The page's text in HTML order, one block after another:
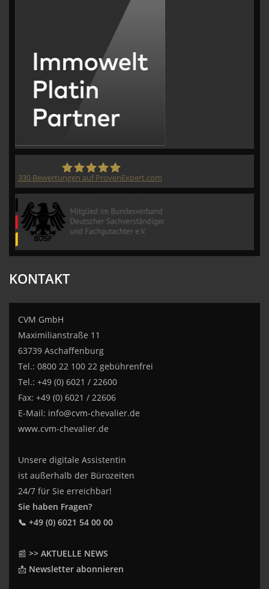
330 Bewertungen auf ProvenExpert.com
KONTAKT
CVM GmbH
Maximilianstraße 11
63739 Aschaffenburg
Tel.: 0800 22 100 22 gebührenfrei
Tel.: +49 (0) 6021 / 22600
Fax: +49 (0) 6021 / 22606
E-Mail: info@cvm-chevalier.de
www.cvm-chevalier.de
Unsere digitale Assistentin
ist außerhalb der Bürozeiten
24/7 für Sie erreichbar!
Sie haben Fragen?
📞 +49 (0) 6021 54 00 00
📰 >> AKTUELLE NEWS
📩 Newsletter abonnieren